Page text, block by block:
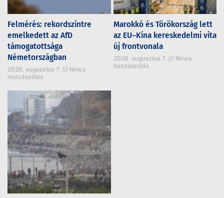
Felmérés: rekordszintre
emelkedett az AfD
támogatottsága
Németországban
2026. augusztus 7.
Nincs
hozzászólás
Marokkó és Törökország lett
az EU–Kína kereskedelmi vita
új frontvonala
2026. augusztus 7.
Nincs
hozzászólás